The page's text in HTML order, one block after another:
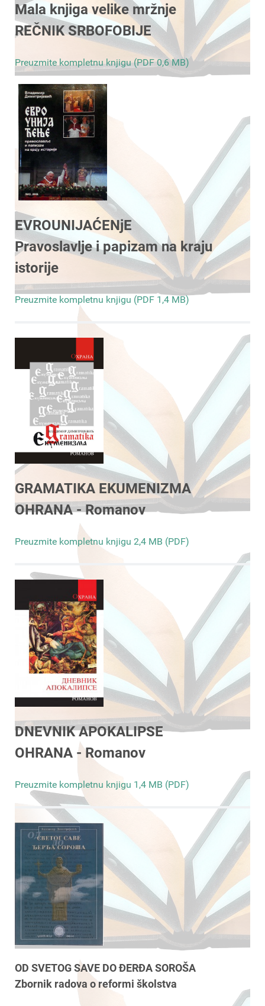
Mala knjiga velike mržnje
REČNIK SRBOFOBIJE
Preuzmite kompletnu knjigu (PDF 0,6 MB)
EVROUNIJAĆENjE
Pravoslavlje i papizam na kraju
istorije
Preuzmite kompletnu knjigu (PDF 1,4 MB)
GRAMATIKA EKUMENIZMA
OHRANA - Romanov
Preuzmite kompletnu knjigu 2,4 MB (PDF)
DNEVNIK APOKALIPSE
OHRANA - Romanov
Preuzmite kompletnu knjigu 1,4 MB (PDF)
OD SVETOG SAVE DO ĐERĐA SOROŠA
Zbornik radova o reformi školstva